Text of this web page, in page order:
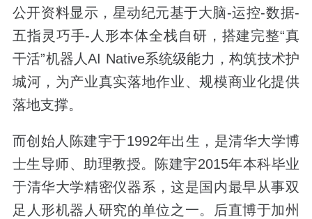
公开资料显示，星动纪元基于大脑-运控-数据-
五指灵巧手-人形本体全栈自研，搭建完整“真
干活”机器人AI Native系统级能力，构筑技术护
城河，为产业真实落地作业、规模商业化提供
落地支撑。
而创始人陈建宇于1992年出生，是清华大学博
士生导师、助理教授。陈建宇2015年本科毕业
于清华大学精密仪器系，这是国内最早从事双
足人形机器人研究的单位之一。后直博于加州